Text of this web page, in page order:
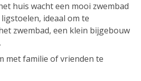
huis wacht een mooi zwembad
ideaal om te
zwembad, een klein bijgebouw
met familie of vrienden te